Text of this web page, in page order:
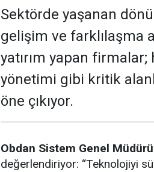
Sektörde yaşanan
gelişim ve farklılaşma
yatırım yapan
yönetimi gibi kritik
öne çıkıyor.
Obdan Sistem Genel Müdürü
değerlendiriyor: “Teknolojiyi